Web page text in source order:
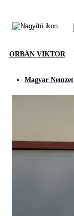
ORBÁN VIKTOR
Magyar Nemzet